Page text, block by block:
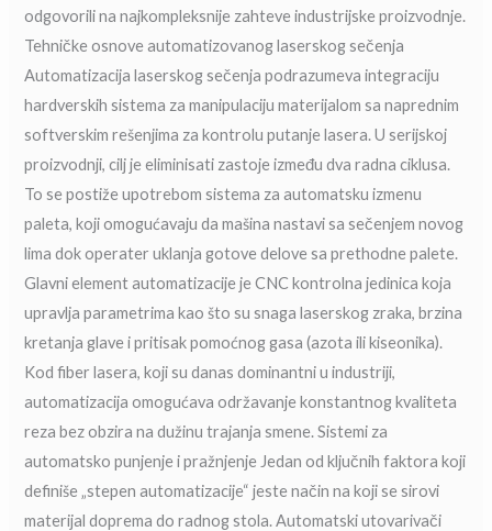
odgovorili na najkompleksnije zahteve industrijske proizvodnje.
Tehničke osnove automatizovanog laserskog sečenja
Automatizacija laserskog sečenja podrazumeva integraciju
hardverskih sistema za manipulaciju materijalom sa naprednim
softverskim rešenjima za kontrolu putanje lasera. U serijskoj
proizvodnji, cilj je eliminisati zastoje između dva radna ciklusa.
To se postiže upotrebom sistema za automatsku izmenu
paleta, koji omogućavaju da mašina nastavi sa sečenjem novog
lima dok operater uklanja gotove delove sa prethodne palete.
Glavni element automatizacije je CNC kontrolna jedinica koja
upravlja parametrima kao što su snaga laserskog zraka, brzina
kretanja glave i pritisak pomoćnog gasa (azota ili kiseonika).
Kod fiber lasera, koji su danas dominantni u industriji,
automatizacija omogućava održavanje konstantnog kvaliteta
reza bez obzira na dužinu trajanja smene. Sistemi za
automatsko punjenje i pražnjenje Jedan od ključnih faktora koji
definiše „stepen automatizacije“ jeste način na koji se sirovi
materijal doprema do radnog stola. Automatski utovarivači